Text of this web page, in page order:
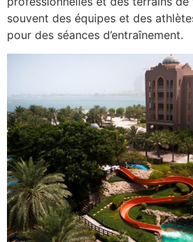
souvent des équipes et des
pour des séances d’entraînement.